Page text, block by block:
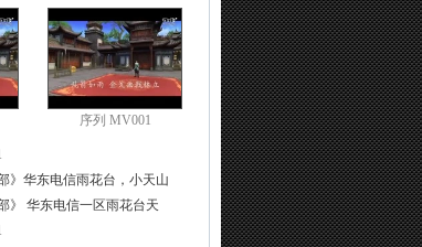
序列 MV001
》华东电信雨花台，小天山
》 华东电信一区雨花台天